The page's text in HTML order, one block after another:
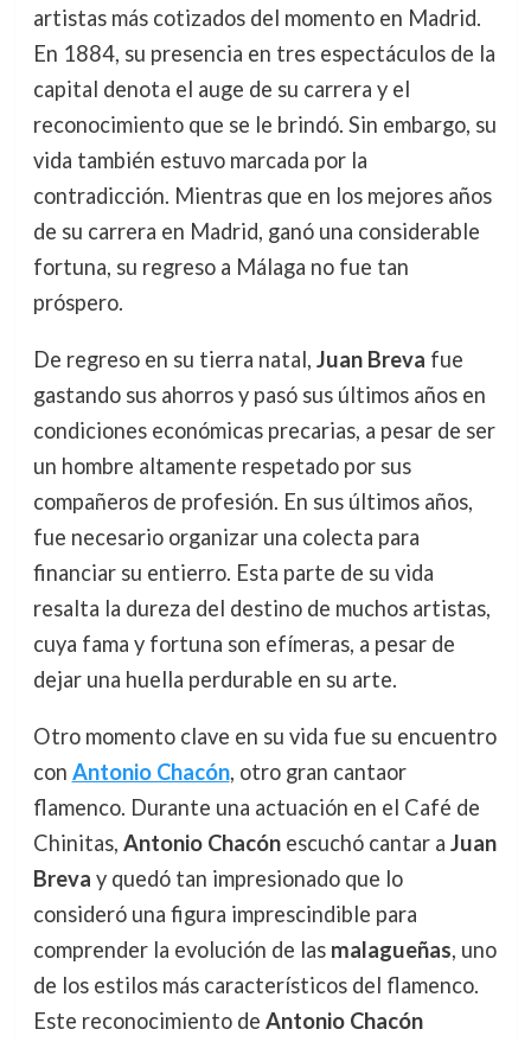
artistas más cotizados del momento en Madrid.
En 1884, su presencia en tres espectáculos de la
capital denota el auge de su carrera y el
reconocimiento que se le brindó. Sin embargo, su
vida también estuvo marcada por la
contradicción. Mientras que en los mejores años
de su carrera en Madrid, ganó una considerable
fortuna, su regreso a Málaga no fue tan
próspero.
De regreso en su tierra natal, Juan Breva fue
gastando sus ahorros y pasó sus últimos años en
condiciones económicas precarias, a pesar de ser
un hombre altamente respetado por sus
compañeros de profesión. En sus últimos años,
fue necesario organizar una colecta para
financiar su entierro. Esta parte de su vida
resalta la dureza del destino de muchos artistas,
cuya fama y fortuna son efímeras, a pesar de
dejar una huella perdurable en su arte.
Otro momento clave en su vida fue su encuentro
con Antonio Chacón, otro gran cantaor
flamenco. Durante una actuación en el Café de
Chinitas, Antonio Chacónescuchó cantar a Juan
Breva y quedó tan impresionado que lo
consideró una figura imprescindible para
comprender la evolución de las malagueñas, uno
de los estilos más característicos del flamenco.
Este reconocimiento de Antonio Chacón